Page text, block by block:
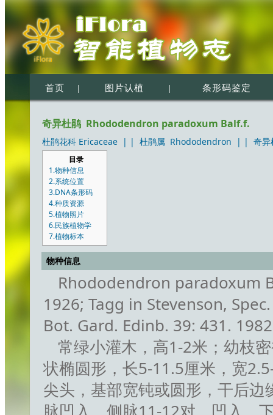
首页 | 图片认植 | 条形码鉴定
奇异杜鹃 Rhododendron paradoxum Balf.f.
杜鹃花科 Ericaceae | | 杜鹃属 Rhododendron | | 奇
目录
1.物种信息
2.系统位置
3.DNA条形码
4.种质资源
5.植物照片
6.民族植物学
7.植物标本
物种信息
Rhododendron paradoxum
1926; Tagg in Stevenson,
Bot. Gard. Edinb. 39: 431.
常绿小灌木，高1-2米；幼枝
状椭圆形，长5-11.5厘米，宽
尖头，基部宽钝或圆形，干后